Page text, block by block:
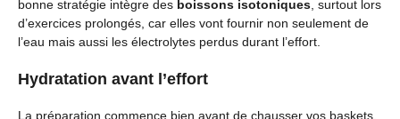
bonne stratégie intègre des boissons isotoniques, surtout lors
d’exercices prolongés, car elles vont fournir non seulement de
l’eau mais aussi les électrolytes perdus durant l’effort.
Hydratation avant l’effort
La préparation commence bien avant de chausser vos baskets.